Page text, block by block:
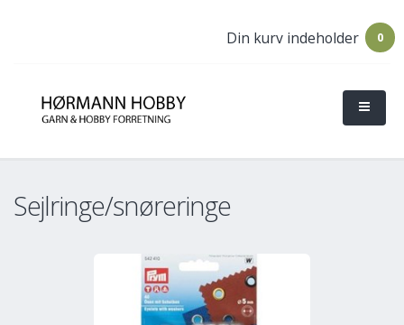
0
Din kurv indeholder
Sejlringe/snøreringe